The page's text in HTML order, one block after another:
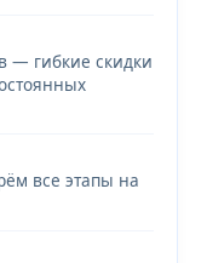
— гибкие скидки
все этапы на